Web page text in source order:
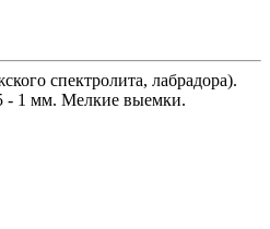
спектролита, лабрадора).
- 1 мм. Мелкие выемки.